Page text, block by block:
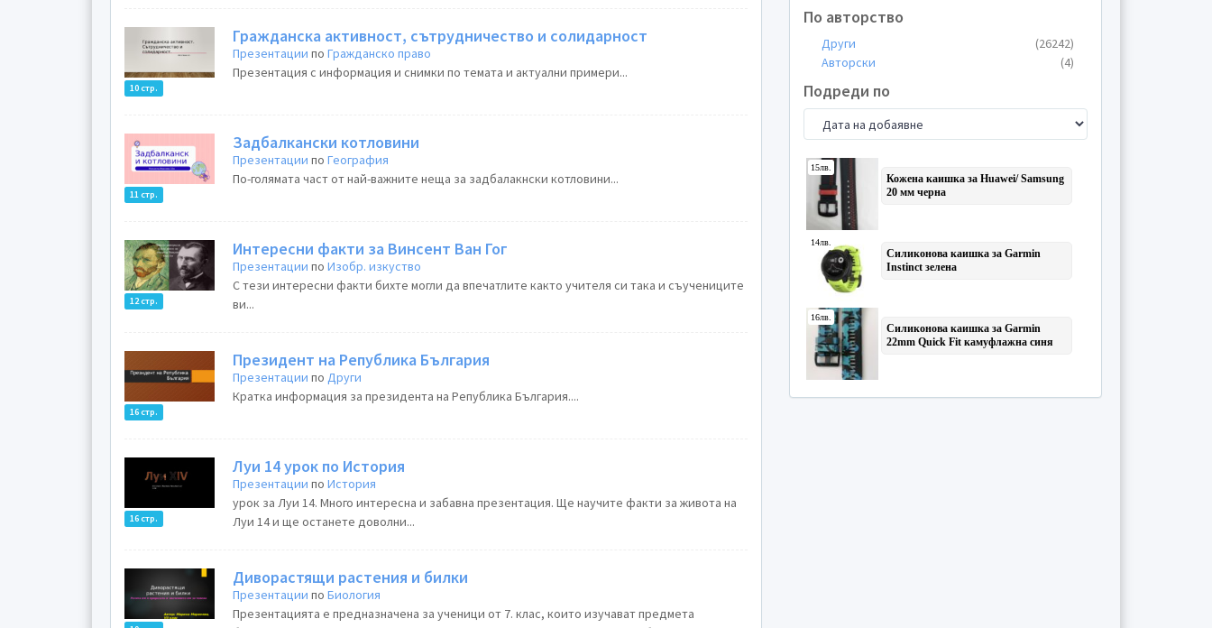
10 стр.
Гражданска активност, сътрудничество и солидарност
Презентации поГражданско право
Презентация с информация и снимки по темата и актуални примери...
11 стр.
Задбалкански котловини
Презентации поГеография
По-голямата част от най-важните неща за задбалакнски котловини...
12 стр.
Интересни факти за Винсент Ван Гог
Презентации поИзобр. изкуство
С тези интересни факти бихте могли да впечатлите както учителя си така и съучениците
ви...
16 стр.
Президент на Република България
Презентации поДруги
Кратка информация за президента на Република България....
16 стр.
Луи 14 урок по История
Презентации поИстория
урок за Луи 14. Много интересна и забавна презентация. Ще научите факти за живота на
Луи 14 и ще останете доволни...
Диворастящи растения и билки
Презентации поБиология
Презентацията е предназначена за ученици от 7. клас, които изучават предмета
Анатомия
Анатомия, хистология и цит
(3)
Английски
(1)
Английски език
Анестезиология и реанимато
Анимация
Антична философия
(13)
Антропология
Археология
(48)
Архитектура и градоустройс
Астрономия
Астрофизика и звездна астр...
Банково дело
Банково счетоводство
Белодробни болести
Бизнес администрация
Бизнес анализ
Бизнес информатика
По авторство
Други
(26242)
Авторски
(4)
Подреди по